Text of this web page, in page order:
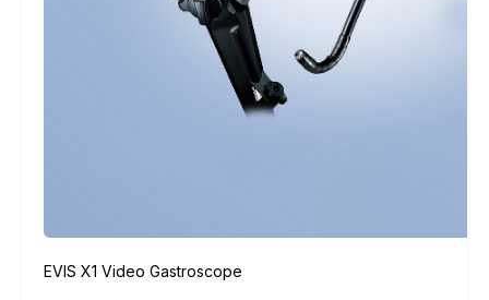
EVIS X1 Video Gastroscope